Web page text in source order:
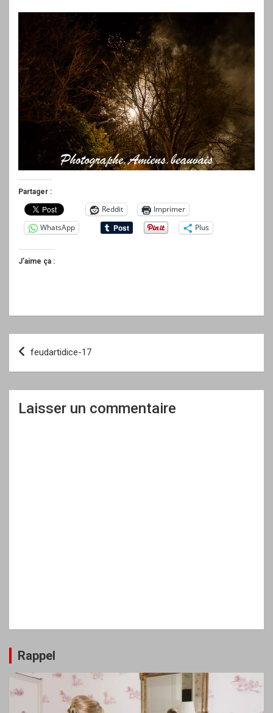
Partager :
Reddit
Imprimer
WhatsApp
Plus
J’aime ça :
Navigation
feudartidice-17
Laisser un commentaire
Rappel